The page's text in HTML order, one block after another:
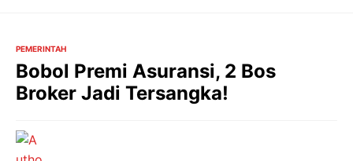
PEMERINTAH
Bobol Premi Asuransi, 2 Bos
Broker Jadi Tersangka!